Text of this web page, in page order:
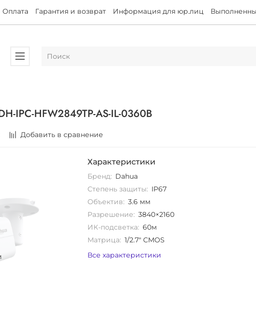
Оплата Гарантия и возврат Информация для юр.лиц
IPC-HFW2849TP-AS-IL-0360B
Добавить в сравнение
Характеристики
Бренд: Dahua
Степень защиты: IP67
Объектив: 3.6 мм
Разрешение: 3840×2160
ИК-подсветка: 60м
Матрица: 1/2.7" CMOS
Все характеристики